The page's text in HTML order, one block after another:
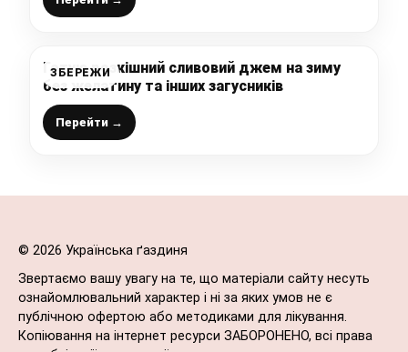
ЗБЕРЕЖИ
Готую розкішний сливовий джем на зиму
без желатину та інших загусників
Перейти →
© 2026 Українська ґаздиня
Звертаємо вашу увагу на те, що матеріали сайту несуть
ознайомлювальний характер і ні за яких умов не є
публічною офертою або методиками для лікування.
Копіювання на інтернет ресурси ЗАБОРОНЕНО, всі права